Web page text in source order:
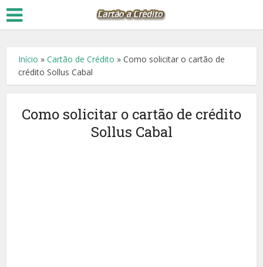
Início »Cartão de Crédito »Como solicitar o cartão de
crédito Sollus Cabal
Como solicitar o cartão de crédito
Sollus Cabal